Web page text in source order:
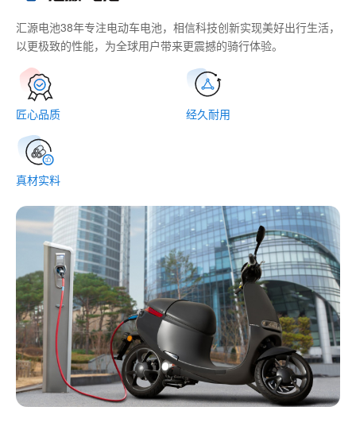
汇源电池38年专注电动车电池，相信科技创新实现美好出行生活，
以更极致的性能，为全球用户带来更震撼的骑行体验。
匠心品质 经久耐用
真材实料